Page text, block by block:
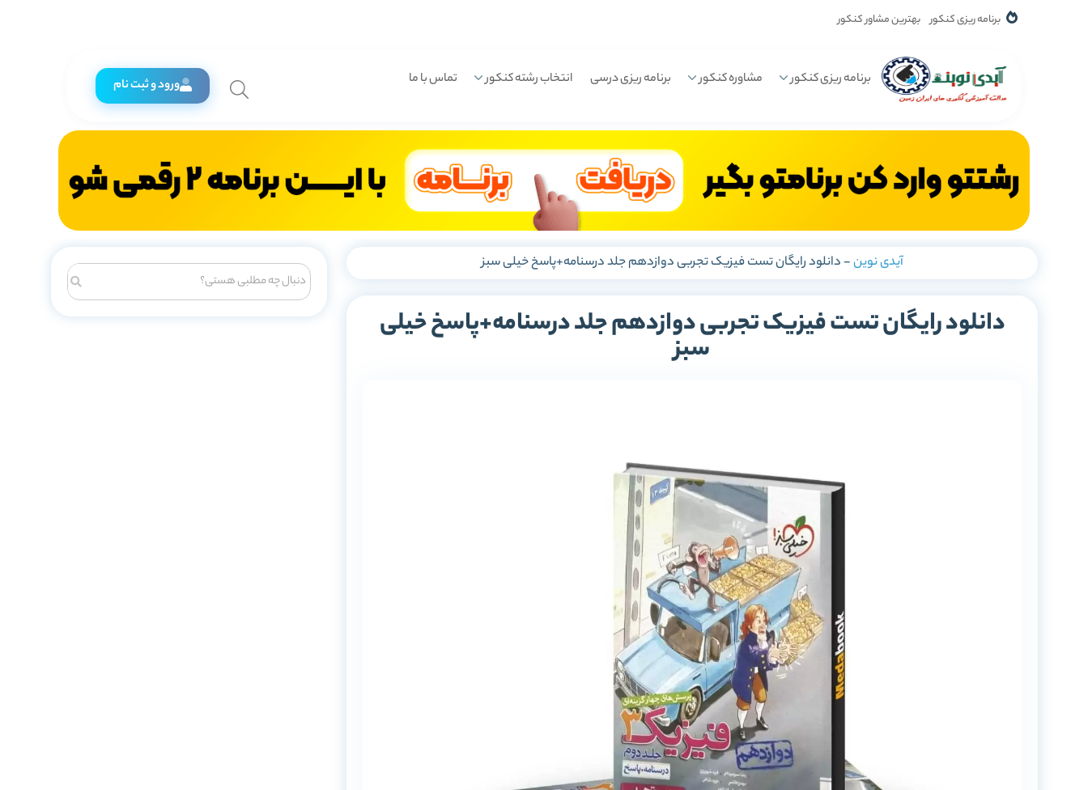
برنامه ریزی کنکور بهترین مشاور کنکور
برنامه ریزی کنکور مشاوره کنکور برنامه ریزی درسی انتخاب رشته کنکور تماس با ما ورود و ثبت نام
آیدی نوین-دانلود رایگان تست فیزیک تجربی دوازدهم جلد درسنامه+پاسخ خیلی سبز
دانلود رایگان تست فیزیک تجربی دوازدهم جلد درسنامه+پاسخ خیلی
سبز